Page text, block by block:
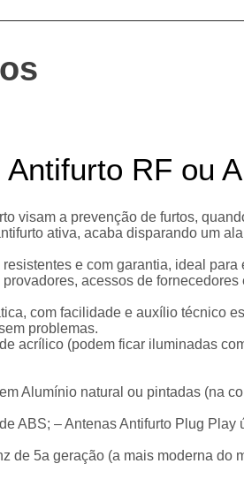
RF ou
visam a prevenção de furtos,
ativa, acaba disparando um
e com garantia, ideal
acessos de fornecedores
com facilidade e auxílio técnico
problemas.
acrílico (podem ficar iluminadas
Alumínio natural ou pintadas (na
ABS; – Antenas Antifurto Plug Play
de 5a geração (a mais moderna do